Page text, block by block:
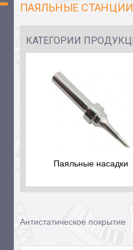
ПАЯЛЬНЫЕ
КАТЕГОРИИ
Паяльные насадки
Антистатическое покрытие